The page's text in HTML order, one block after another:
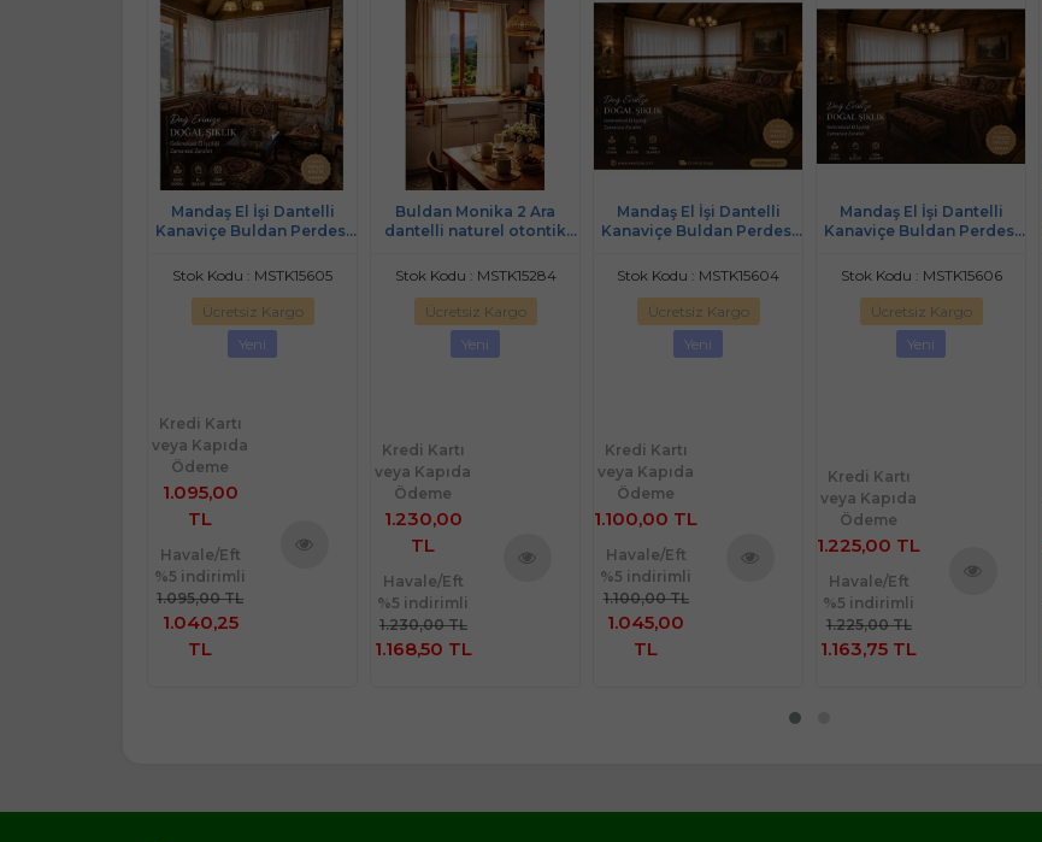
Mandaş El İşi Dantelli
Kanaviçe Buldan Perdesi
Stok Kodu : MSTK15605
Ücretsiz Kargo
Yeni
Kredi Kartı
veya Kapıda
Ödeme
1.095,00
TL
Havale/Eft
%5 indirimli
1.095,00 TL
1.040,25
TL
Buldan Monika 2 Ara
dantelli naturel otontik
Stok Kodu : MSTK15284
Ücretsiz Kargo
Yeni
Kredi Kartı
veya Kapıda
Ödeme
1.230,00
TL
Havale/Eft
%5 indirimli
1.230,00 TL
1.168,50 TL
Mandaş El İşi Dantelli
Kanaviçe Buldan Perdesi
Stok Kodu : MSTK15604
Ücretsiz Kargo
Yeni
Kredi Kartı
veya Kapıda
Ödeme
1.100,00 TL
Havale/Eft
%5 indirimli
1.100,00 TL
1.045,00
TL
Mandaş El İşi Dantelli
Kanaviçe Buldan Perdesi
Stok Kodu : MSTK15606
Ücretsiz Kargo
Yeni
Kredi Kartı
veya Kapıda
Ödeme
1.225,00 TL
Havale/Eft
%5 indirimli
1.225,00 TL
1.163,75 TL